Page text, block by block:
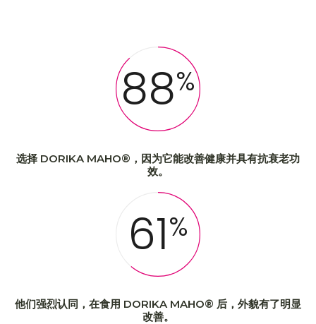
88%
选择 DORIKA MAHO®，因为它能改善健康并具有抗衰老功
效。
61%
他们强烈认同，在食用 DORIKA MAHO® 后，外貌有了明显
改善。